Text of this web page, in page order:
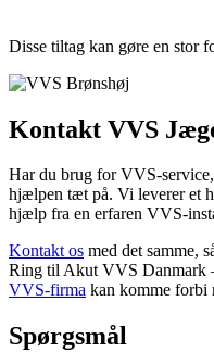
Disse tiltag kan gøre en stor
Kontakt VVS
Har du brug for VVS-service,
hjælpen tæt på. Vi leverer et
hjælp fra en erfaren VVS-
Kontakt os med det samme,
Ring til Akut VVS Danmark
VVS-firma kan komme forbi
Spørgsmål